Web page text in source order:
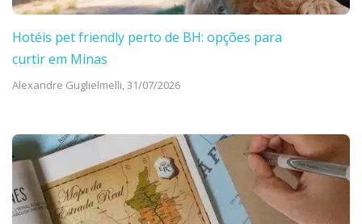
Hotéis pet friendly perto de BH: opções para
curtir em Minas
Alexandre Guglielmelli,31/07/2026